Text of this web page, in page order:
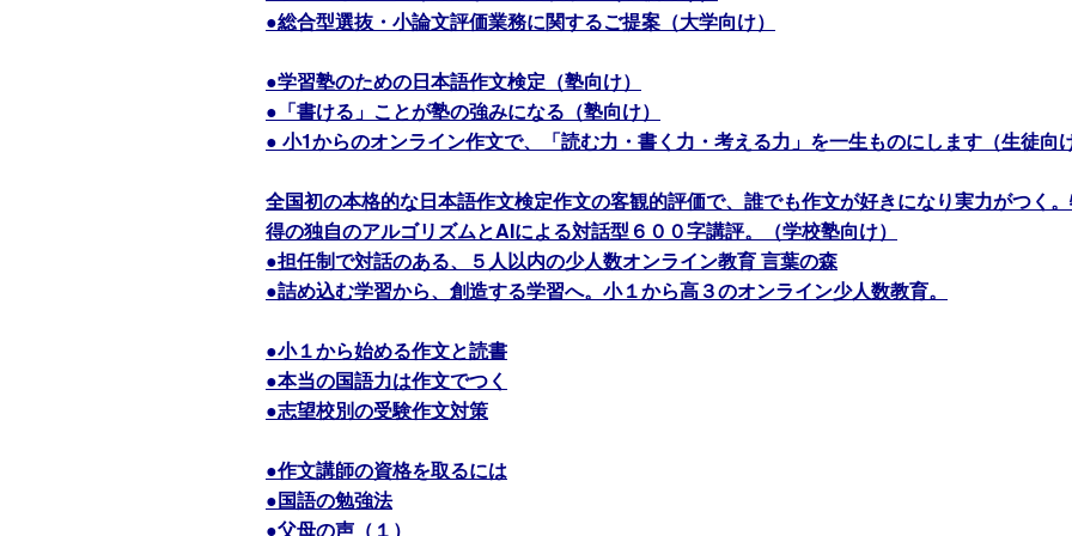
●総合型選抜・小論文評価業務に関するご提案（大学向け）
●学習塾のための日本語作文検定（塾向け）
●「書ける」ことが塾の強みになる（塾向け）
● 小1からのオンライン作文で、「読む力・書く力・考える力」を一生ものにします（生徒向
全国初の本格的な日本語作文検定作文の客観的評価で、誰でも作文が好きになり実力がつく
得の独自のアルゴリズムとAIによる対話型６００字講評。（学校塾向け）
●担任制で対話のある、５人以内の少人数オンライン教育 言葉の森
●詰め込む学習から、創造する学習へ。小１から高３のオンライン少人数教育。
●小１から始める作文と読書
●本当の国語力は作文でつく
●志望校別の受験作文対策
●作文講師の資格を取るには
●国語の勉強法
●父母の声（１）